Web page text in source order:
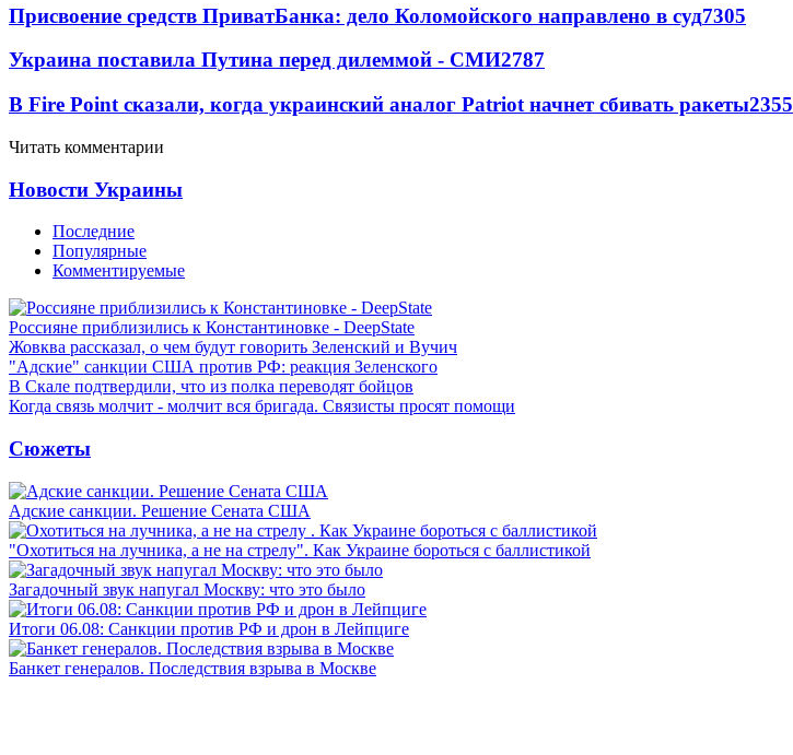
Присвоение средств ПриватБанка: дело Коломойского направлено в суд7305
Украина поставила Путина перед дилеммой - СМИ2787
В Fire Point сказали, когда украинский аналог Patriot начнет сбивать ракеты2355
Читать комментарии
Новости Украины
Последние
Популярные
Комментируемые
Россияне приблизились к Константиновке - DeepState
Жовква рассказал, о чем будут говорить Зеленский и Вучич
"Адские" санкции США против РФ: реакция Зеленского
В Скале подтвердили, что из полка переводят бойцов
Когда связь молчит - молчит вся бригада. Связисты просят помощи
Сюжеты
Адские санкции. Решение Сената США
"Охотиться на лучника, а не на стрелу". Как Украине бороться с баллистикой
Загадочный звук напугал Москву: что это было
Итоги 06.08: Санкции против РФ и дрон в Лейпциге
Банкет генералов. Последствия взрыва в Москве